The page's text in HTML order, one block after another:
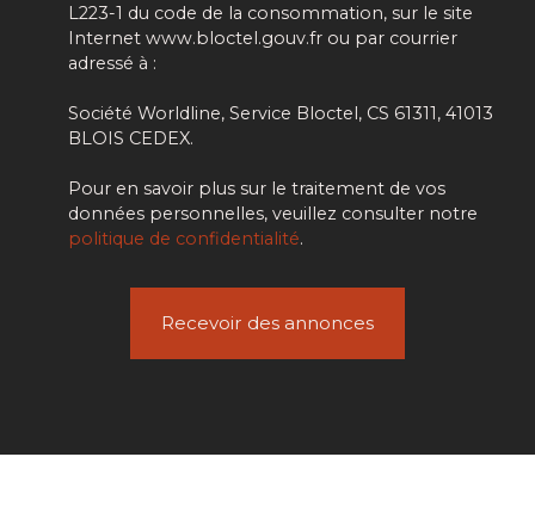
L223-1 du code de la consommation, sur le site
Internet www.bloctel.gouv.fr ou par courrier
adressé à :
Société Worldline, Service Bloctel, CS 61311, 41013
BLOIS CEDEX.
Pour en savoir plus sur le traitement de vos
données personnelles, veuillez consulter notre
politique de confidentialité.
Recevoir des annonces